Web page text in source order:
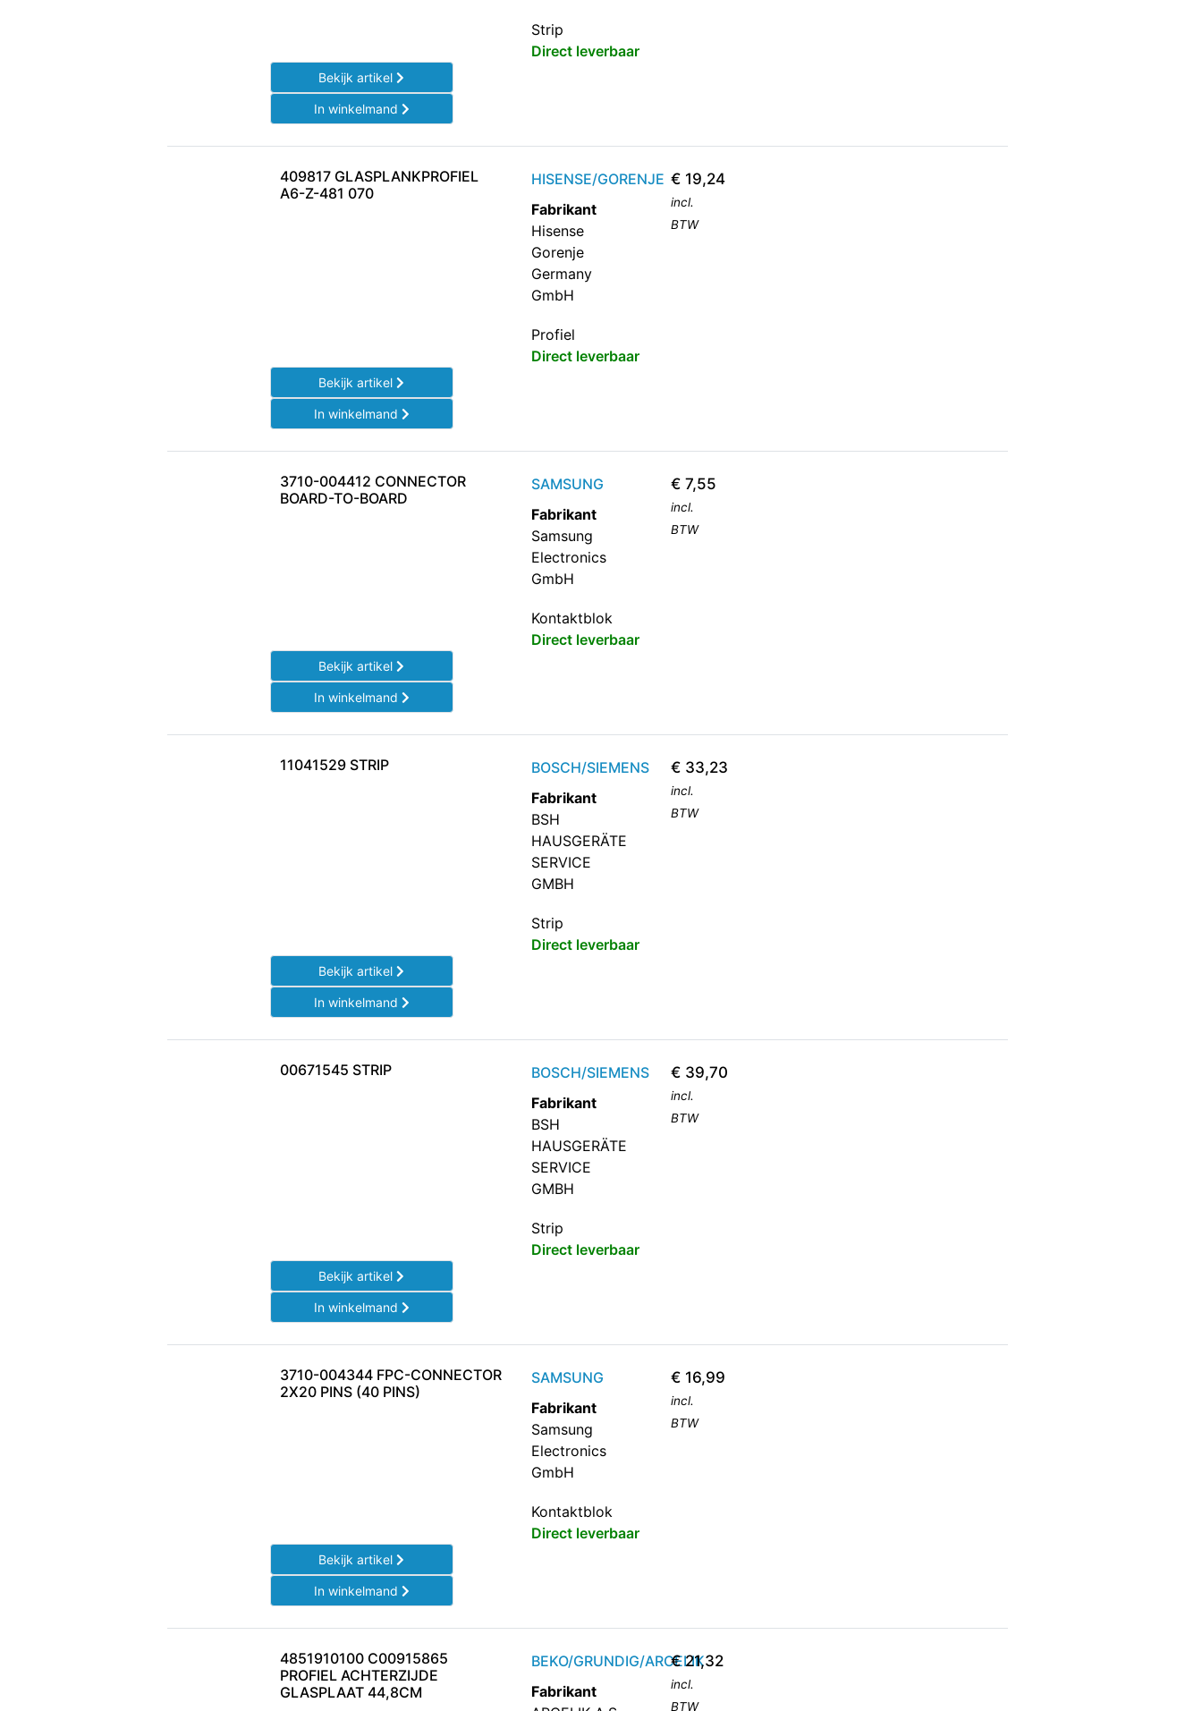
Strip
Direct leverbaar
Bekijk artikel
In winkelmand
409817 GLASPLANKPROFIEL
A6-Z-481 070
HISENSE/GORENJE
Fabrikant
Hisense
Gorenje
Germany
GmbH
Profiel
Direct leverbaar
€ 19,24
incl.
BTW
Bekijk artikel
In winkelmand
3710-004412 CONNECTOR
BOARD-TO-BOARD
SAMSUNG
Fabrikant
Samsung
Electronics
GmbH
Kontaktblok
Direct leverbaar
€ 7,55
incl.
BTW
Bekijk artikel
In winkelmand
11041529 STRIP
BOSCH/SIEMENS
Fabrikant
BSH
HAUSGERÄTE
SERVICE
GMBH
Strip
Direct leverbaar
€ 33,23
incl.
BTW
Bekijk artikel
In winkelmand
00671545 STRIP
BOSCH/SIEMENS
Fabrikant
BSH
HAUSGERÄTE
SERVICE
GMBH
Strip
Direct leverbaar
€ 39,70
incl.
BTW
Bekijk artikel
In winkelmand
3710-004344 FPC-CONNECTOR
2X20 PINS (40 PINS)
SAMSUNG
Fabrikant
Samsung
Electronics
GmbH
Kontaktblok
Direct leverbaar
€ 16,99
incl.
BTW
Bekijk artikel
In winkelmand
4851910100 C00915865
PROFIEL ACHTERZIJDE
GLASPLAAT 44,8CM
BEKO/GRUNDIG/ARCELIK
Fabrikant
€21,32
incl.
BTW